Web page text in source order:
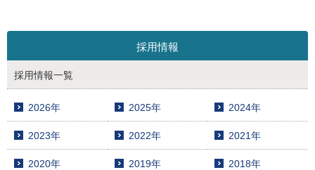
採用情報
採用情報一覧
2026年 2025年 2024年
2023年 2022年 2021年
2020年 2019年 2018年